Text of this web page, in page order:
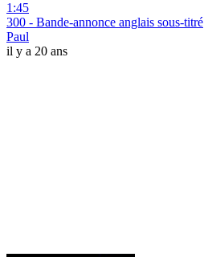
1:45
300 - Bande-annonce anglais sous-titré
Paul
il y a 20 ans